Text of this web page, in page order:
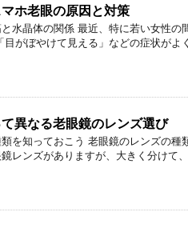
ホ老眼の原因と対策
水晶体の関係 最近、特に若い女性の
目がぼやけて見える」などの症状が
異なる老眼鏡のレンズ選び
を知っておこう 老眼鏡のレンズの種
レンズがありますが、大きく分けて